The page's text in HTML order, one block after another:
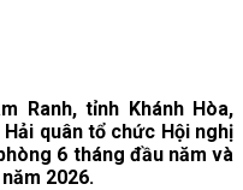
Ranh, tỉnh Khánh Hòa,
quân tổ chức Hội nghị
6 tháng đầu năm và
2026.